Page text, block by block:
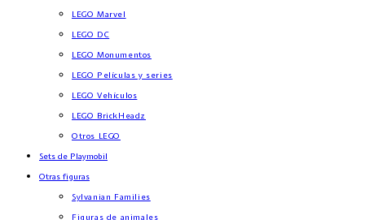
LEGO Marvel
LEGO DC
LEGO Monumentos
LEGO Películas y series
LEGO Vehículos
LEGO BrickHeadz
Otros LEGO
Sets de Playmobil
Otras figuras
Sylvanian Families
Figuras de animales